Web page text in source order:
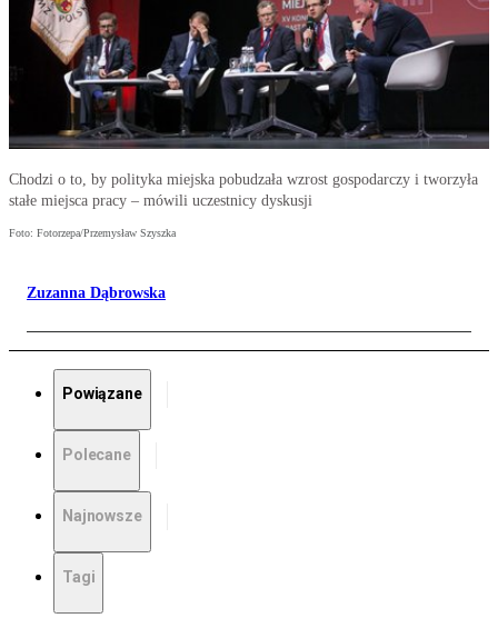
Chodzi o to, by polityka miejska pobudzała wzrost gospodarczy i tworzyła
stałe miejsca pracy – mówili uczestnicy dyskusji
Foto: Fotorzepa/Przemysław Szyszka
Zuzanna Dąbrowska
Powiązane
Polecane
Najnowsze
Tagi